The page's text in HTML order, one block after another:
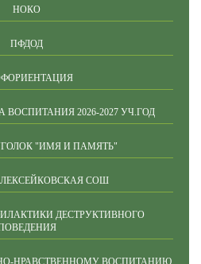
НОКО
ПФДОД
2026-2027 УЧ.ГОД
"ИМЯ И ПАМЯТЬ"
СОШ
ДЕСТРУКТИВНОГО
НРАВСТВЕННОМУ ВОСПИТАНИЮ